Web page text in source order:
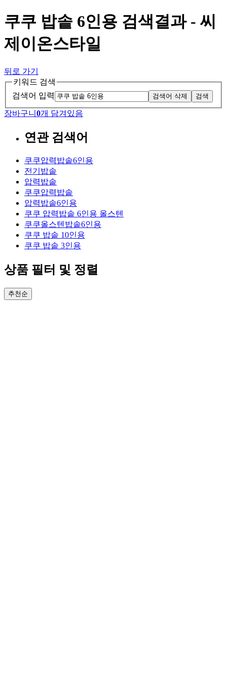
쿠쿠 밥솥 6인용 검색결과 - 씨
제이온스타일
뒤로 가기
키워드 검색
검색어 입력
검색어 삭제 검색
장바구니 0개 담겨있음
연관 검색어
쿠쿠압력밥솥6인용
전기밥솥
압력밥솥
쿠쿠압력밥솥
압력밥솥6인용
쿠쿠 압력밥솥 6인용 올스텐
쿠쿠올스텐밥솥6인용
쿠쿠 밥솥 10인용
쿠쿠 밥솥 3인용
상품 필터 및 정렬
추천순